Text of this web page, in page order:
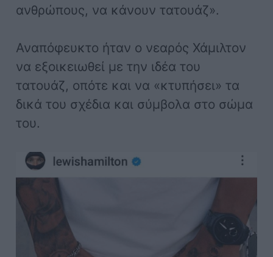
ανθρώπους, να κάνουν τατουάζ».
Αναπόφευκτο ήταν ο νεαρός Χάμιλτον
να εξοικειωθεί με την ιδέα του
τατουάζ, οπότε και να «κτυπήσει» τα
δικά του σχέδια και σύμβολα στο σώμα
του.